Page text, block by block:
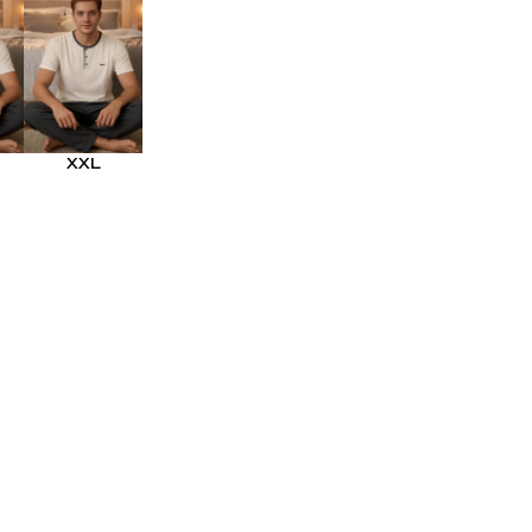
SÜTYEN TAKIM
KADIN
ÇAMAŞIR
TAKIMI
KADIN KORSE
XXL